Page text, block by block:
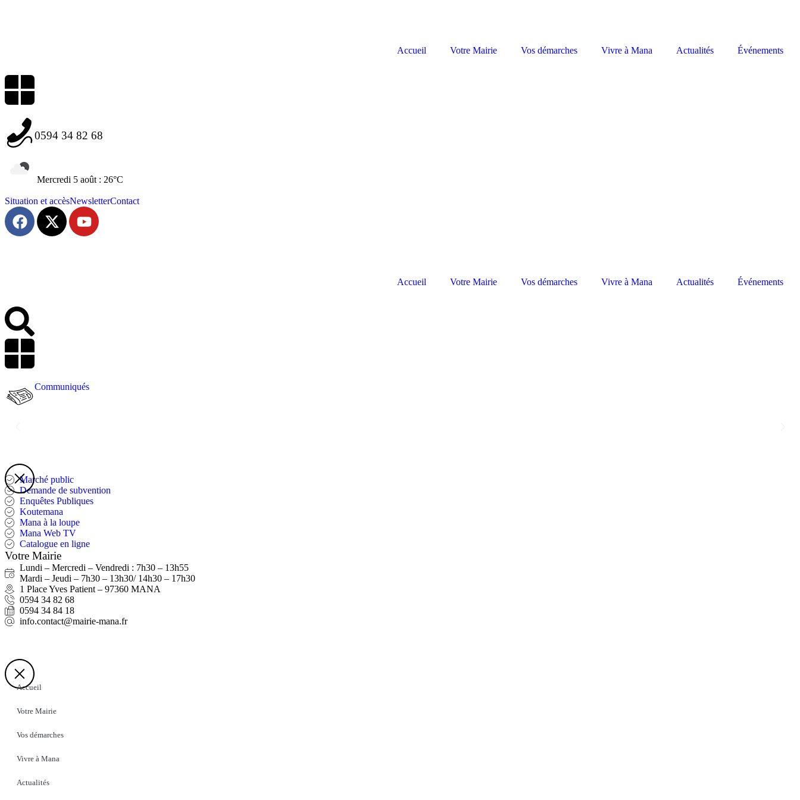
Accueil Votre Mairie Vos démarches Vivre à Mana Actualités Événements
0594 34 82 68
Mercredi 5 août : 26°C
Situation et accèsNewsletterContact
Accueil Votre Mairie Vos démarches Vivre à Mana Actualités Événements
Communiqués
Marché public
Demande de subvention
Enquêtes Publiques
Koutemana
Mana à la loupe
Mana Web TV
Catalogue en ligne
Votre Mairie
Lundi – Mercredi – Vendredi : 7h30 – 13h55
Mardi – Jeudi – 7h30 – 13h30/ 14h30 – 17h30
1 Place Yves Patient – 97360 MANA
0594 34 82 68
0594 34 84 18
info.contact@mairie-mana.fr
Accueil
Votre Mairie
Vos démarches
Vivre à Mana
Actualités